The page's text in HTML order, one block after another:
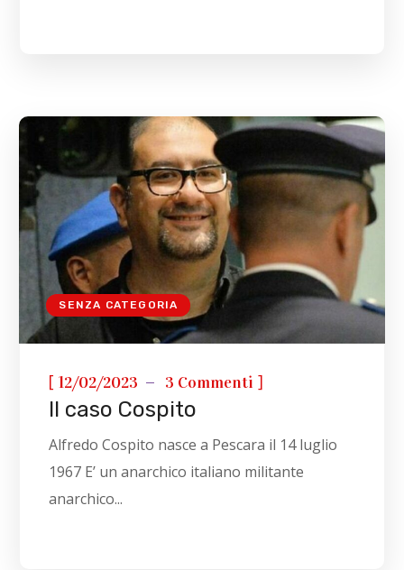
SENZA CATEGORIA
[12/02/2023 3 Commenti ]
Il caso Cospito
Alfredo Cospito nasce a Pescara il 14 luglio
1967 E’ un anarchico italiano militante
anarchico...